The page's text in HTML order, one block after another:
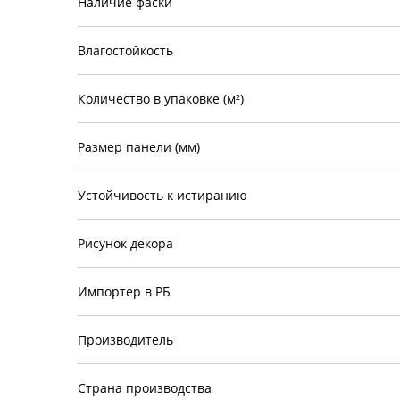
Влагостойкость
Количество в упаковке (м²)
Размер панели (мм)
Устойчивость к истиранию
Рисунок декора
Импортер в РБ
Производитель
Страна производства